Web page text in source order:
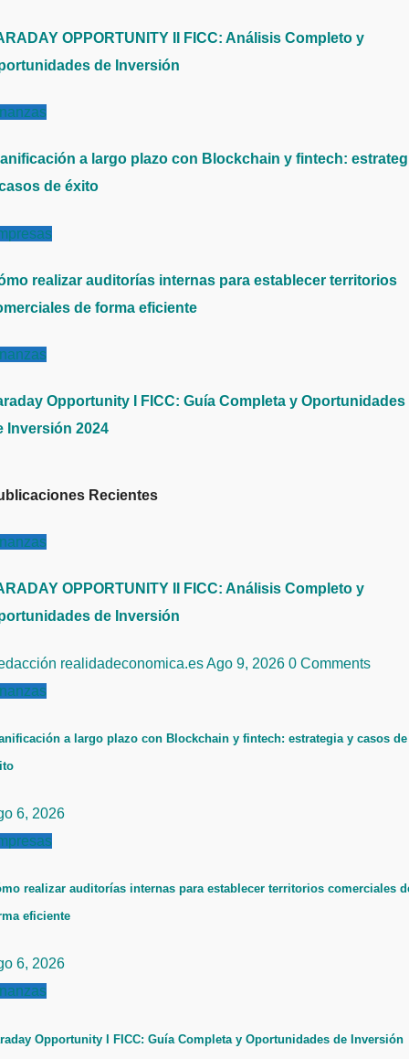
OPPORTUNITY II FICC: Análisis Completo y
de Inversión
a largo plazo con Blockchain y fintech:
de éxito
realizar auditorías internas para establecer territorios
de forma eficiente
Opportunity I FICC: Guía Completa y Oportunidades
Inversión 2024
Recientes
OPPORTUNITY II FICC: Análisis Completo y
de Inversión
realidadeconomica.esAgo 9, 2026 0 Comments
a largo plazo con Blockchain y fintech: estrategia y casos de
6, 2026
realizar auditorías internas para establecer territorios comerciales
eficiente
6, 2026
Opportunity I FICC: Guía Completa y Oportunidades de Inversión